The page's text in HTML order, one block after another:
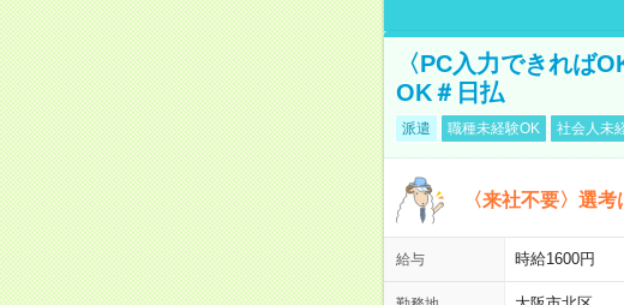
〈PC入力できれば
OK＃日払
派遣 職種未経験OK 社会人未
〈来社不要〉選
給与 時給1600円